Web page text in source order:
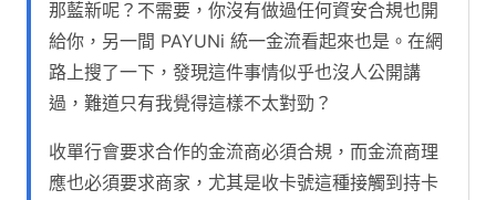
那藍新呢？不需要，你沒有做過任何資安合規也開
給你，另一間 PAYUNi 統一金流看起來也是。在網
路上搜了一下，發現這件事情似乎也沒人公開講
過，難道只有我覺得這樣不太對勁？
收單行會要求合作的金流商必須合規，而金流商理
應也必須要求商家，尤其是收卡號這種接觸到持卡